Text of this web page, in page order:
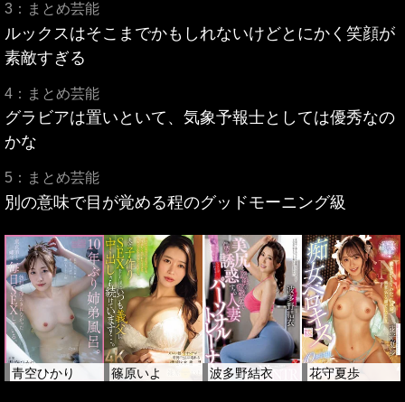
3：まとめ芸能
ルックスはそこまでかもしれないけどとにかく笑顔が
素敵すぎる
4：まとめ芸能
グラビアは置いといて、気象予報士としては優秀なの
かな
5：まとめ芸能
別の意味で目が覚める程のグッドモーニング級
青空ひかり 篠原いよ 波多野結衣 花守夏歩